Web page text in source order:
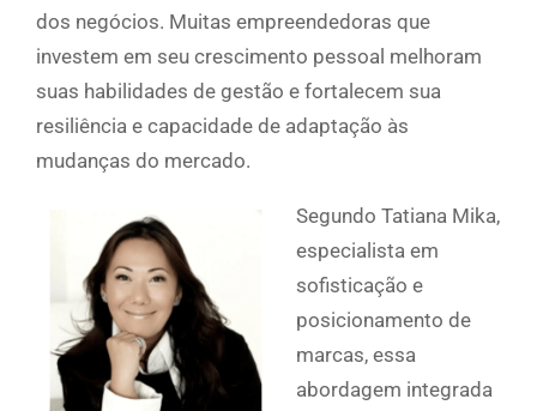
dos negócios. Muitas empreendedoras que
investem em seu crescimento pessoal melhoram
suas habilidades de gestão e fortalecem sua
resiliência e capacidade de adaptação às
mudanças do mercado.
Segundo Tatiana Mika,
especialista em
sofisticação e
posicionamento de
marcas, essa
abordagem integrada